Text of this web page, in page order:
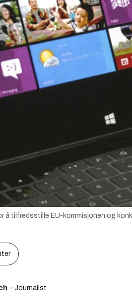
å tilfredsstille EU-kommisjonen og
– Journalist